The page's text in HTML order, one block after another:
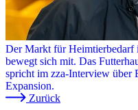
Der Markt für Heimtierbedarf
bewegt sich mit. Das
spricht im zza-Interview über
Expansion.
Zurück